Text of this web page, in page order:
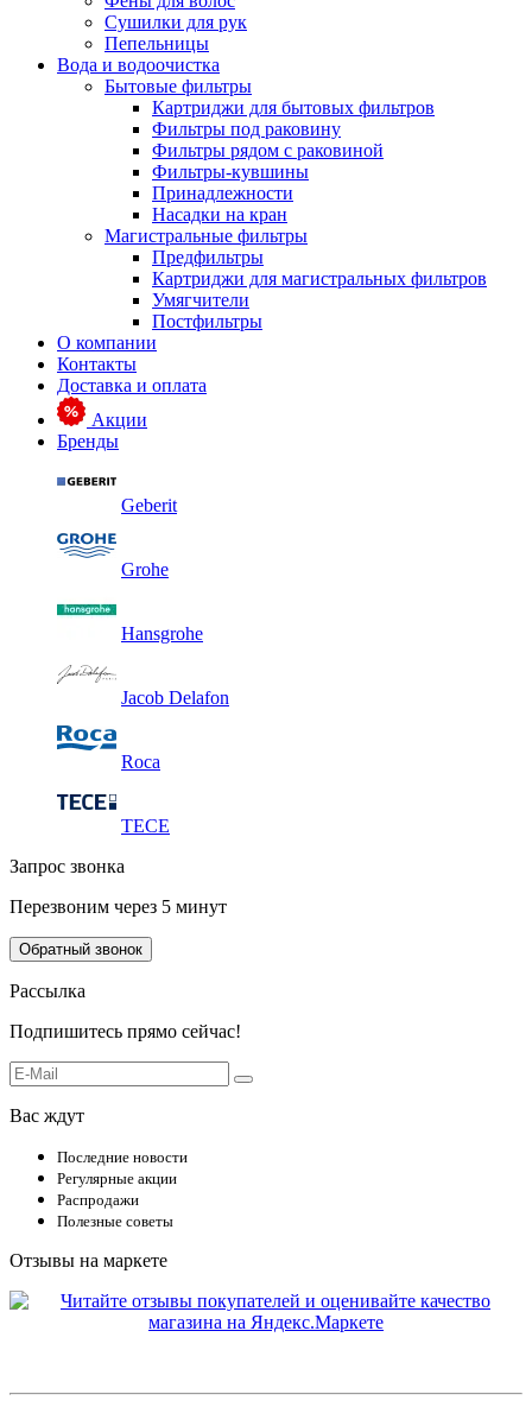
Сушилки для рук
Пепельницы
Вода и водоочистка
Бытовые фильтры
Картриджи для бытовых фильтров
Фильтры под раковину
Фильтры рядом с раковиной
Фильтры-кувшины
Принадлежности
Насадки на кран
Магистральные фильтры
Предфильтры
Картриджи для магистральных фильтров
Умягчители
Постфильтры
О компании
Контакты
Доставка и оплата
Акции
Бренды
Geberit
Grohe
Hansgrohe
Jacob Delafon
Roca
TECE
Запрос звонка
Перезвоним через 5 минут
Обратный звонок
Рассылка
Подпишитесь прямо сейчас!
Вас ждут
Последние новости
Регулярные акции
Распродажи
Полезные советы
Отзывы на маркете